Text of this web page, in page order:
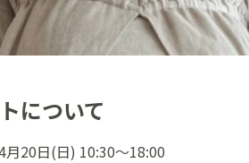
について
月20日(日) 10:30〜18:00